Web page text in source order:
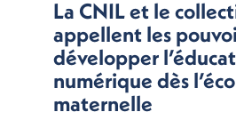
La CNIL et le
appellent les
développer
numérique dès
maternelle